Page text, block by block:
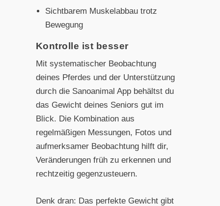
Sichtbarem Muskelabbau trotz
Bewegung
Kontrolle ist besser
Mit systematischer Beobachtung
deines Pferdes und der Unterstützung
durch die Sanoanimal App behältst du
das Gewicht deines Seniors gut im
Blick. Die Kombination aus
regelmäßigen Messungen, Fotos und
aufmerksamer Beobachtung hilft dir,
Veränderungen früh zu erkennen und
rechtzeitig gegenzusteuern.
Denk dran: Das perfekte Gewicht gibt